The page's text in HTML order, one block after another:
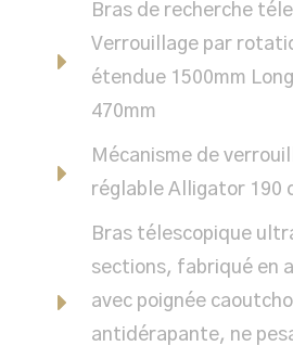
Bras de recherche
Verrouillage par
étendue 1500mm
470mm
Mécanisme de
réglable Alligator 190
Bras télescopique
sections, fabriqué en
avec poignée
antidérapante, ne